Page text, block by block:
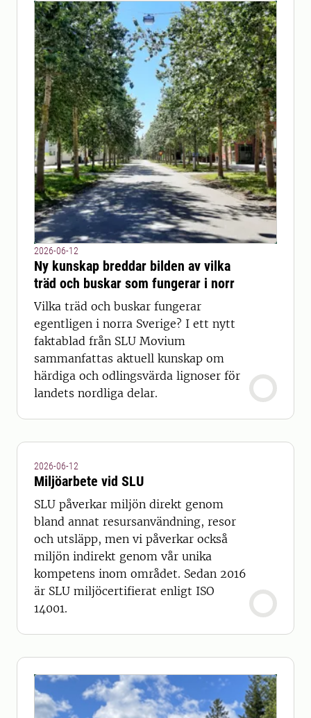
2026-06-12
Ny kunskap breddar bilden av vilka
träd och buskar som fungerar i norr
Vilka träd och buskar fungerar
egentligen i norra Sverige? I ett nytt
faktablad från SLU Movium
sammanfattas aktuell kunskap om
härdiga och odlingsvärda lignoser för
landets nordliga delar.
2026-06-12
Miljöarbete vid SLU
SLU påverkar miljön direkt genom
bland annat resursanvändning, resor
och utsläpp, men vi påverkar också
miljön indirekt genom vår unika
kompetens inom området. Sedan 2016
är SLU miljöcertifierat enligt ISO
14001.